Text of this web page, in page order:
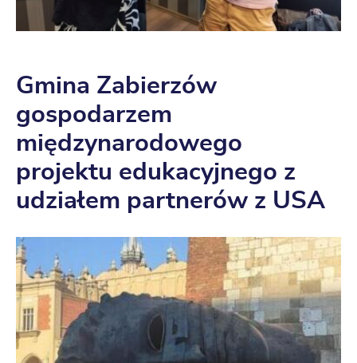
Gmina Zabierzów
gospodarzem
międzynarodowego
projektu edukacyjnego z
udziałem partnerów z USA